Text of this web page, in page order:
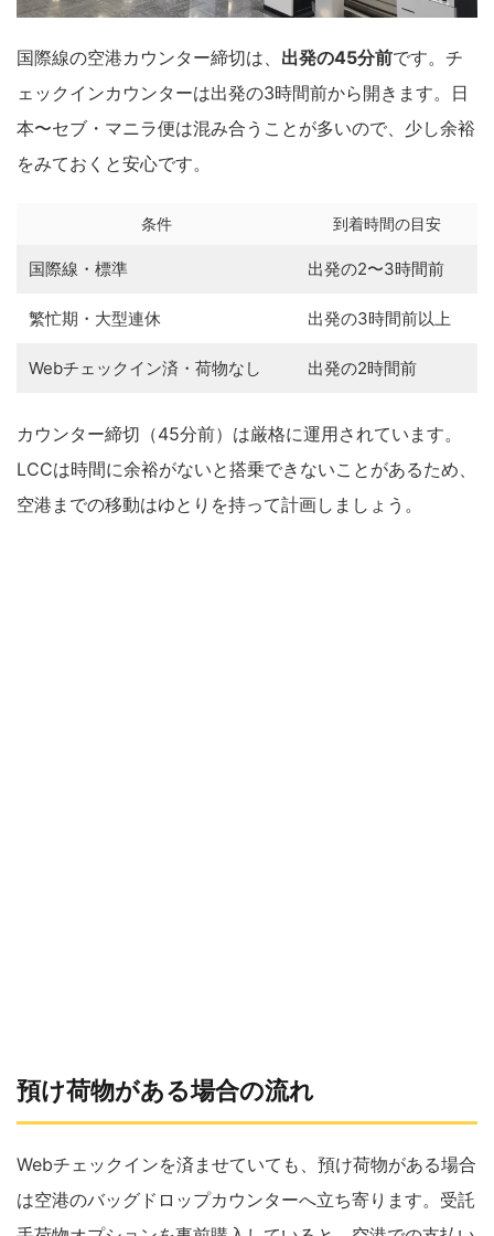
国際線の空港カウンター締切は、 出発の45分前です。チ
ェックインカウンターは出発の3時間前から開きます。日
本〜セブ・マニラ便は混み合うことが多いので、少し余裕
をみておくと安心です。
条件 到着時間の目安
国際線・標準 出発の2〜3時間前
繁忙期・大型連休 出発の3時間前以上
Webチェックイン済・荷物なし 出発の2時間前
カウンター締切（45分前）は厳格に運用されています。
LCCは時間に余裕がないと搭乗できないことがあるため、
空港までの移動はゆとりを持って計画しましょう。
預け荷物がある場合の流れ
Webチェックインを済ませていても、預け荷物がある場合
は空港のバッグドロップカウンターへ立ち寄ります。受託